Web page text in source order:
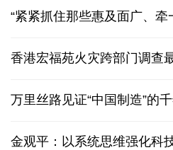
“紧紧抓住那些惠及面广、牵
香港宏福苑火灾跨部门调查
万里丝路见证“中国制造”的
金观平：以系统思维强化科